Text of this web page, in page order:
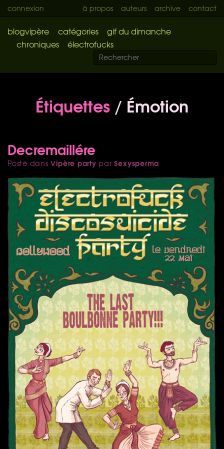
connexion à propos auteurs archive contact
blogvipère catégories
gif du dimanche
chroniques
électrofucks
Étiquettes / Émotion
Decremaillére
Posté dansVipère party parSexysperma